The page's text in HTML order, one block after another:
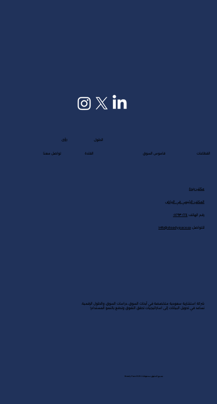
رؤى الحلول
تواصل معنا القادة قاموس السوق القطاعات
شركة استشارية سعودية متخصصة في أبحاث السوق، دراسات السوق، والحلول الرقمية.
نساعد في تحويل البيانات إلى استراتيجيات تحقق التفوق وتدفع بالنمو المستدام!
مكتب جدة
المكتب الرئيسي في الرياض
رقم الهاتف: ٠١١٢٩٣٠٢٢٤
للتواصل: info@steadypace.sa
جميع الحقوق محفوظة لـ Steady Pace 2025